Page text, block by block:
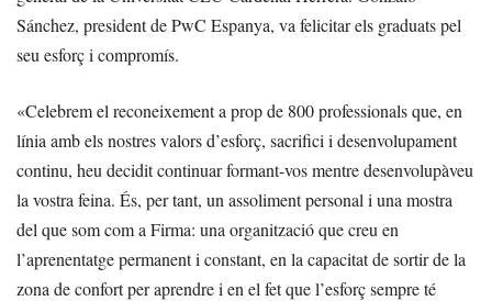
Sánchez, president de PwC Espanya, va felicitar els graduats pel
seu esforç i compromís.
«Celebrem el reconeixement a prop de 800 professionals que, en
línia amb els nostres valors d’esforç, sacrifici i desenvolupament
continu, heu decidit continuar formant-vos mentre desenvolupàveu
la vostra feina. És, per tant, un assoliment personal i una mostra
del que som com a Firma: una organització que creu en
l’aprenentatge permanent i constant, en la capacitat de sortir de la
zona de confort per aprendre i en el fet que l’esforç sempre té